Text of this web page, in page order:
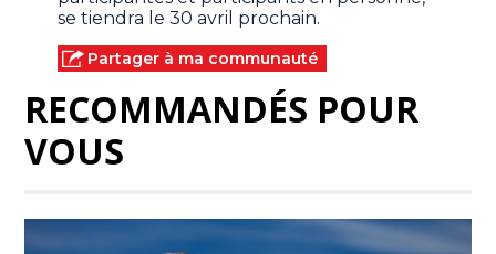
se tiendra le 30 avril prochain.
Partager à ma communauté
RECOMMANDÉS POUR
VOUS